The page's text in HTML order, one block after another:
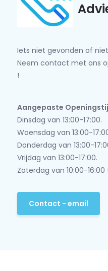
Iets niet gevonden of
Neem contact met ons
!
Aangepaste
Dinsdag van 13:00-17:00.
Woensdag van 13:00-
Donderdag van 13:00-
Vrijdag van 13:00-17:00.
Zaterdag van 10:00-16:00
Contact - email